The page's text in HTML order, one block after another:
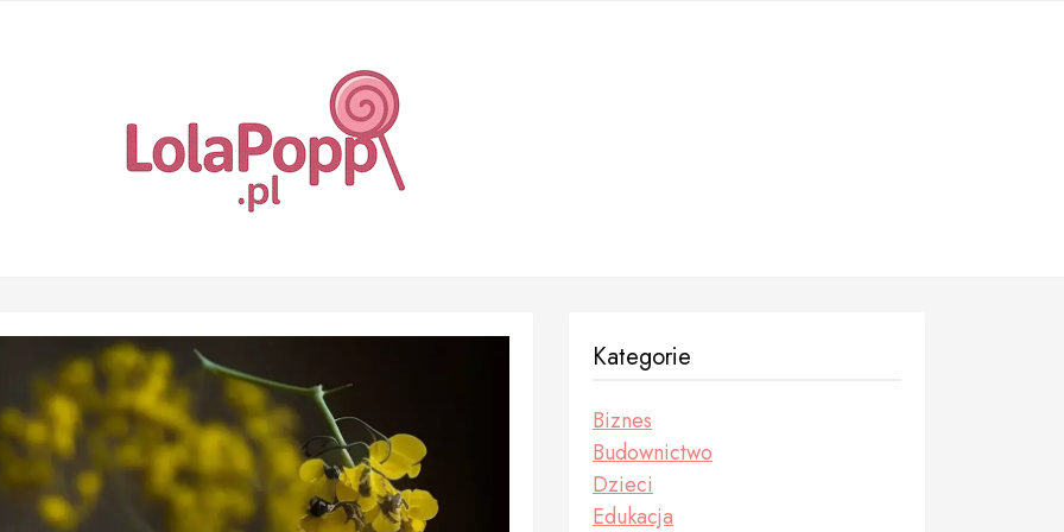
Kategorie
Biznes
Budownictwo
Dzieci
Edukacja